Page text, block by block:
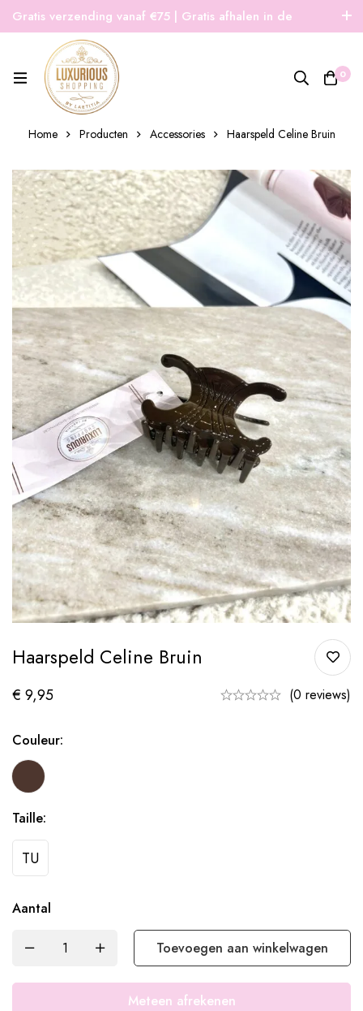
Gratis verzending vanaf €75 | Gratis afhalen in de
winkel | Snelle verzending
0
Home Producten Accessories Haarspeld Celine Bruin
Haarspeld Celine Bruin
€ 9,95 (0 reviews)
Couleur:
Taille:
TU
Aantal
Toevoegen aan winkelwagen
Meteen afrekenen